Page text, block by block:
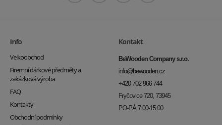
Info
Velkoobchod
Firemní dárkové předměty a
zakázková výroba
FAQ
Kontakty
Obchodní podmínky
Kontakt
BeWooden Company s.r.o.
info@bewooden.cz
+420 702 966 744
Fryčovice 720, 73945
PO-PÁ 7:00-15:00